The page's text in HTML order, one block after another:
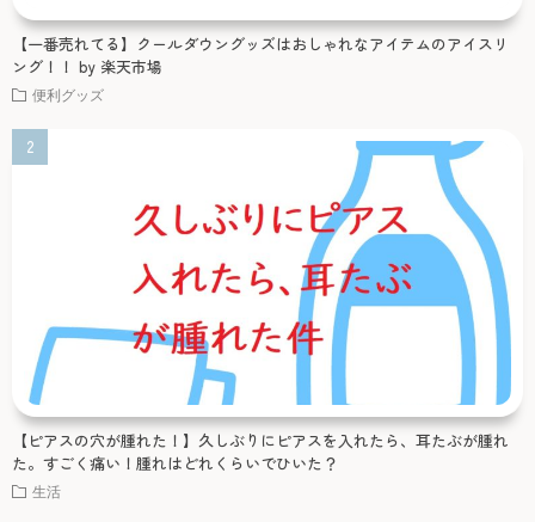
【一番売れてる】クールダウングッズはおしゃれなアイテムのアイスリ
ング！！ by 楽天市場
便利グッズ
【ピアスの穴が腫れた！】久しぶりにピアスを入れたら、耳たぶが腫れ
た。すごく痛い！腫れはどれくらいでひいた？
生活